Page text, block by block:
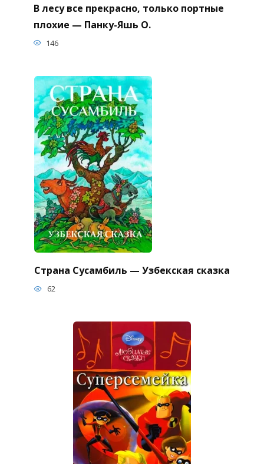
В лесу все прекрасно, только портные
плохие — Панку-Яшь О.
146
Страна Сусамбиль — Узбекская сказка
62